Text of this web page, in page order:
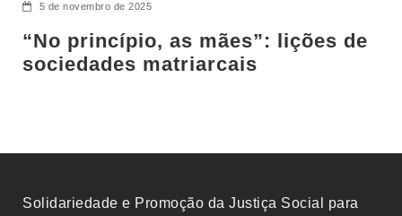
5 de novembro de 2025
“No princípio, as mães”: lições de
sociedades matriarcais
Solidariedade e Promoção da Justiça Social para